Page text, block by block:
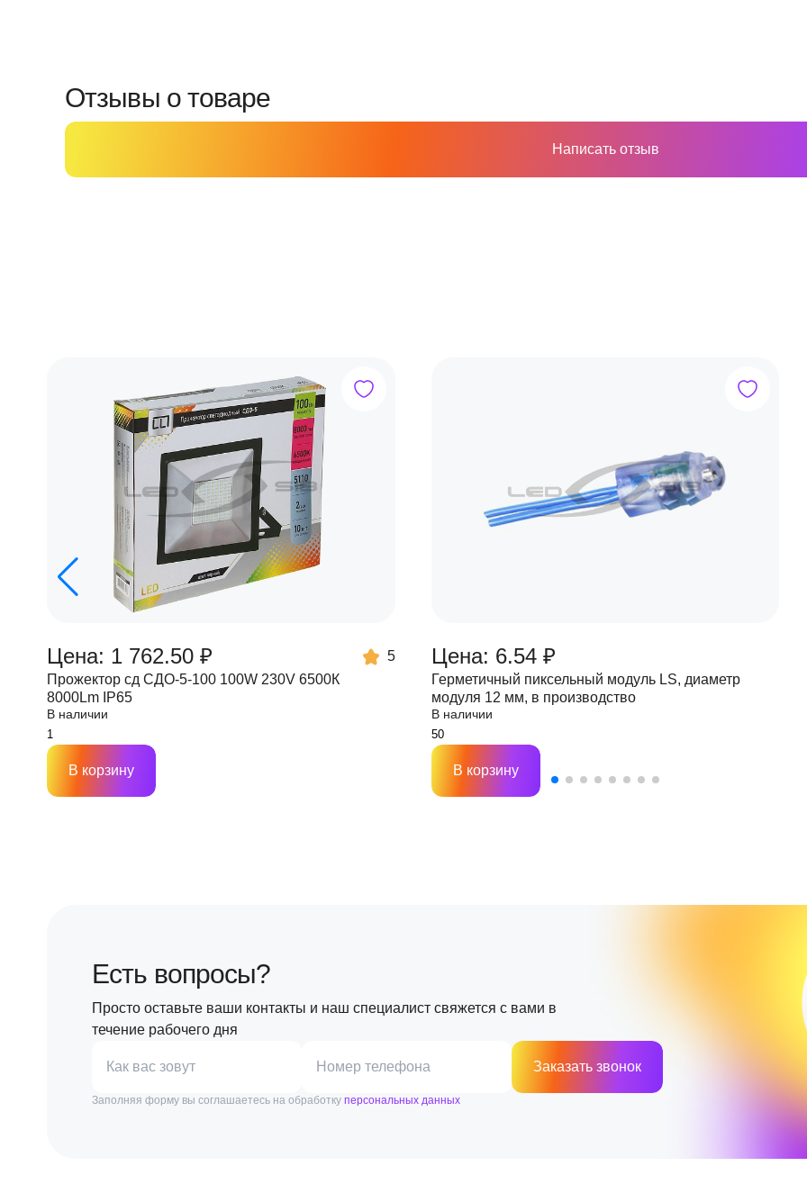
Отзывы о товаре
Написать отзыв
Цена: 1 762.50 ₽
5
Прожектор сд СДО-5-100 100W 230V 6500К
8000Lm IP65
В наличии
В корзину
Цена: 6.54 ₽
Герметичный пиксельный модуль LS, диаметр
модуля 12 мм, в производство
В наличии
В корзину
Есть вопросы?
Просто оставьте ваши контакты и наш специалист свяжется с вами в
течение рабочего дня
Как вас зовут Номер телефона Заказать звонок
Заполняя форму вы соглашаетесь на обработку персональных данных